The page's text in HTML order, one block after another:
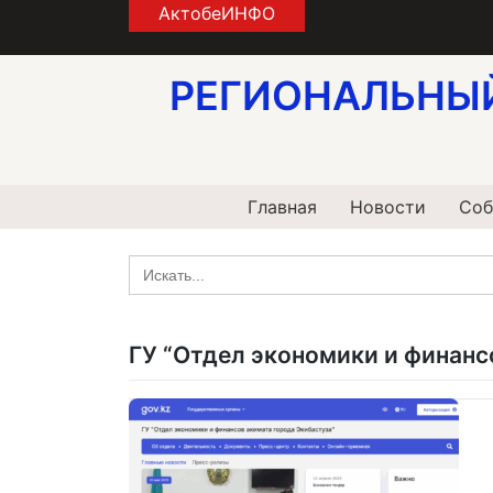
АктобеИНФО
Главная Новости
Search
for:
ГУ “Отдел экономики и